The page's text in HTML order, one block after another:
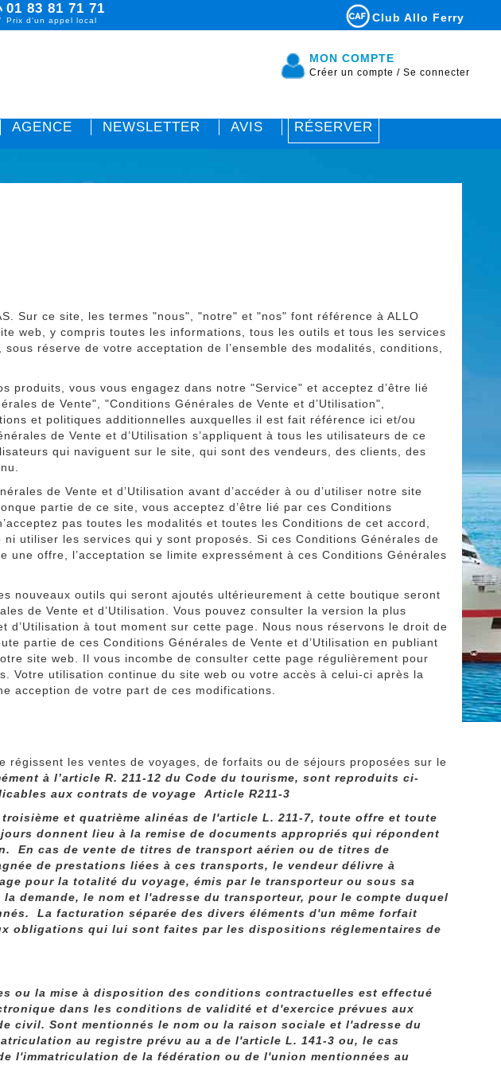
01 83 81 71 71
Prix d'un appel local Club Allo Ferry
MON COMPTE
Créer un compte / Se connecter
AGENCE NEWSLETTER AVIS RÉSERVER
Sur ce site, les termes "nous", "notre" et "nos" font référence à ALLO
web, y compris toutes les informations, tous les outils et tous les services
réserve de votre acceptation de l’ensemble des modalités, conditions,
produits, vous vous engagez dans notre "Service" et acceptez d’être lié
de Vente", "Conditions Générales de Vente et d’Utilisation",
et politiques additionnelles auxquelles il est fait référence ici et/ou
de Vente et d’Utilisation s’appliquent à tous les utilisateurs de ce
qui naviguent sur le site, qui sont des vendeurs, des clients, des
de Vente et d’Utilisation avant d’accéder à ou d’utiliser notre site
partie de ce site, vous acceptez d’être lié par ces Conditions
pas toutes les modalités et toutes les Conditions de cet accord,
utiliser les services qui y sont proposés. Si ces Conditions Générales de
une offre, l’acceptation se limite expressément à ces Conditions Générales
nouveaux outils qui seront ajoutés ultérieurement à cette boutique seront
de Vente et d’Utilisation. Vous pouvez consulter la version la plus
d’Utilisation à tout moment sur cette page. Nous nous réservons le droit de
partie de ces Conditions Générales de Vente et d’Utilisation en publiant
site web. Il vous incombe de consulter cette page régulièrement pour
Votre utilisation continue du site web ou votre accès à celui-ci après la
acception de votre part de ces modifications.
régissent les ventes de voyages, de forfaits ou de séjours proposées sur le
à l’article R. 211-12 du Code du tourisme, sont reproduits ci-
aux contrats de voyage
Article R211-3
et quatrième alinéas de l'article L. 211-7, toute offre et toute
donnent lieu à la remise de documents appropriés qui répondent
En cas de vente de titres de transport aérien ou de titres de
de prestations liées à ces transports, le vendeur délivre à
pour la totalité du voyage, émis par le transporteur ou sous sa
demande, le nom et l'adresse du transporteur, pour le compte duquel
La facturation séparée des divers éléments d'un même forfait
obligations qui lui sont faites par les dispositions réglementaires de
ou la mise à disposition des conditions contractuelles est effectué
dans les conditions de validité et d'exercice prévues aux
civil. Sont mentionnés le nom ou la raison sociale et l'adresse du
au registre prévu au a de l'article L. 141-3 ou, le cas
l'immatriculation de la fédération ou de l'union mentionnées au